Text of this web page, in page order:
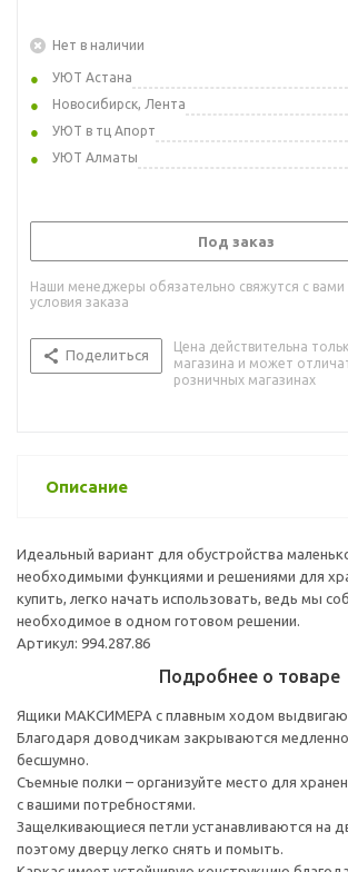
Нет в наличии
УЮТ Астана
Новосибирск, Лента
УЮТ в тц Апорт
УЮТ Алматы
Под заказ
Наши менеджеры обязательно свяжутся с вами
условия заказа
Поделиться
Цена действительна
магазина и может
розничных магазинах
Описание
Идеальный вариант для обустройства
необходимыми функциями и решениями для
купить, легко начать использовать, ведь мы
необходимое в одном готовом решении.
Артикул: 994.287.86
Подробнее о товаре
Ящики МАКСИМЕРА с плавным ходом
Благодаря доводчикам закрываются
бесшумно.
Съемные полки – организуйте место для
с вашими потребностями.
Защелкивающиеся петли устанавливаются на
поэтому дверцу легко снять и помыть.